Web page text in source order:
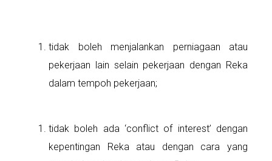
tidak boleh menjalankan perniagaan atau
pekerjaan lain selain pekerjaan dengan Reka
dalam tempoh pekerjaan;
tidak boleh ada ‘conflict of interest’ dengan
kepentingan Reka atau dengan cara yang